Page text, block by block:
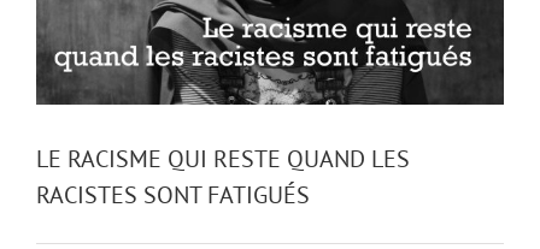
LE RACISME QUI RESTE QUAND LES
RACISTES SONT FATIGUÉS